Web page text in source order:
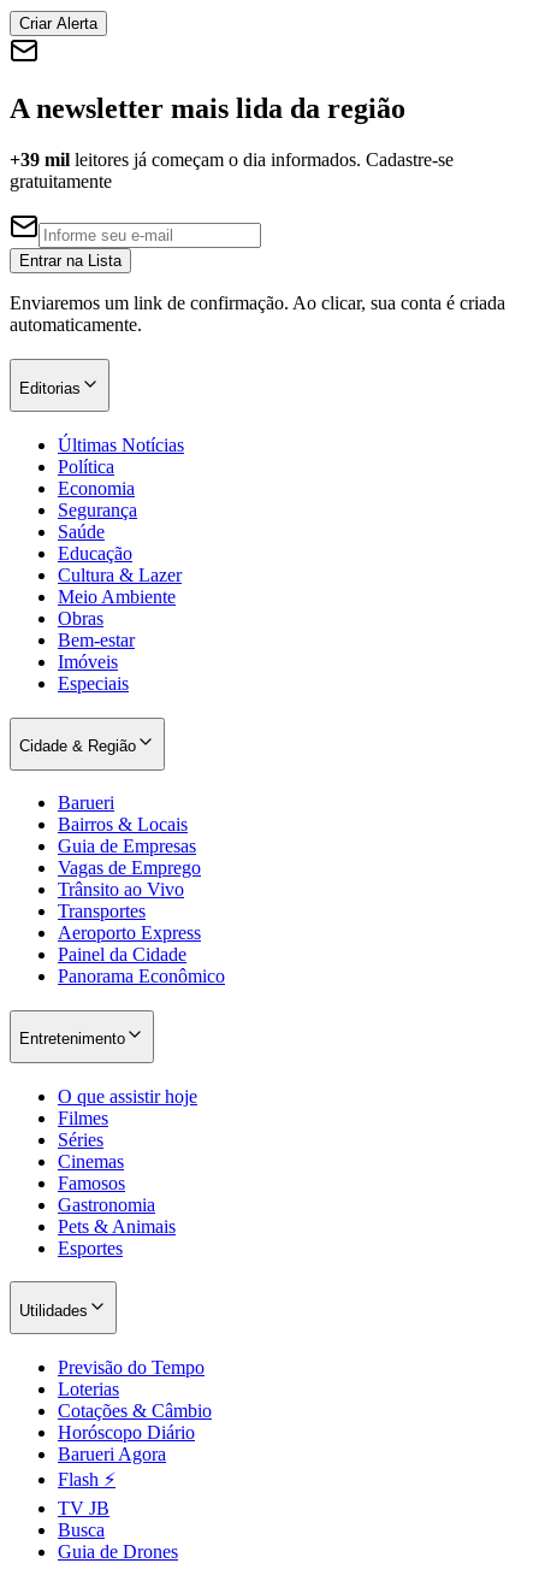
Corinthians
Palmeiras
São Paulo
Criar Alerta
A newsletter mais lida da região
+39 mil leitores já começam o dia informados. Cadastre-se
gratuitamente
Entrar na Lista
Enviaremos um link de confirmação. Ao clicar, sua conta é criada
automaticamente.
Editorias
Últimas Notícias
Política
Economia
Segurança
Saúde
Educação
Cultura & Lazer
Meio Ambiente
Obras
Bem-estar
Imóveis
Especiais
Cidade & Região
Barueri
Bairros & Locais
Guia de Empresas
Vagas de Emprego
Trânsito ao Vivo
Transportes
Aeroporto Express
Painel da Cidade
Panorama Econômico
Entretenimento
O que assistir hoje
Filmes
Séries
Cinemas
Famosos
Gastronomia
Pets & Animais
Esportes
Utilidades
Previsão do Tempo
Loterias
Cotações & Câmbio
Horóscopo Diário
Barueri Agora
Flash ⚡
TV JB
Busca
Guia de Drones